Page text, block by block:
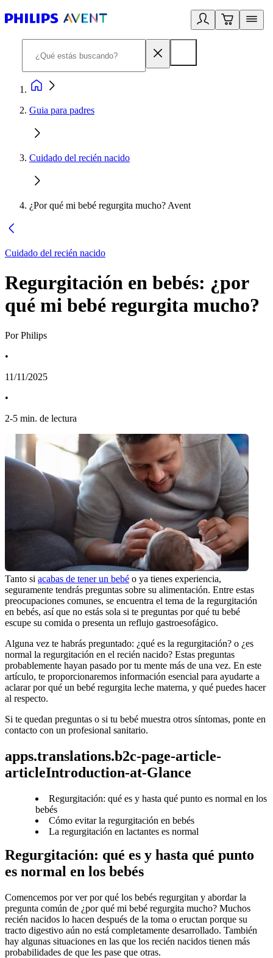
Guia para padres
Cuidado del recién nacido
¿Por qué mi bebé regurgita mucho? Avent
Cuidado del recién nacido
Regurgitación en bebés: ¿por
qué mi bebé regurgita mucho?
Por Philips
•
11/11/2025
•
2-5 min. de lectura
Tanto si acabas de tener un bebé o ya tienes experiencia,
seguramente tendrás preguntas sobre su alimentación. Entre estas
preocupaciones comunes, se encuentra el tema de la regurgitación
en bebés, así que no estás sola si te preguntas por qué tu bebé
escupe su comida o presenta un reflujo gastroesofágico.
Alguna vez te habrás preguntado: ¿qué es la regurgitación? o ¿es
normal la regurgitación en el recién nacido? Estas preguntas
probablemente hayan pasado por tu mente más de una vez. En este
artículo, te proporcionaremos información esencial para ayudarte a
aclarar por qué un bebé regurgita leche materna, y qué puedes hacer
al respecto.
Si te quedan preguntas o si tu bebé muestra otros síntomas, ponte en
contacto con un profesional sanitario.
apps.translations.b2c-page-article-
articleIntroduction-at-Glance
Regurgitación: qué es y hasta qué punto es normal en los
bebés
Cómo evitar la regurgitación en bebés
La regurgitación en lactantes es normal
Regurgitación: qué es y hasta qué punto
es normal en los bebés
Comencemos por ver por qué los bebés regurgitan y abordar la
pregunta común de ¿por qué mi bebé regurgita mucho? Muchos
recién nacidos lo hacen después de la toma o eructan porque su
tracto digestivo aún no está completamente desarrollado. También
hay algunas situaciones en las que los recién nacidos tienen más
probabilidades de que les pase que otras.